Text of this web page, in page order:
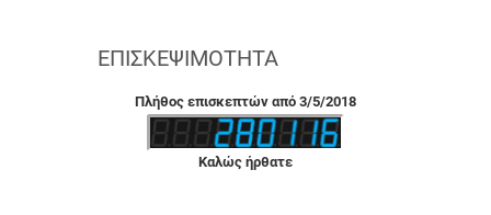
ΕΠΙΣΚΕΨΙΜΌΤΗΤΑ
Πλήθος επισκεπτών από 3/5/2018
Καλώς ήρθατε